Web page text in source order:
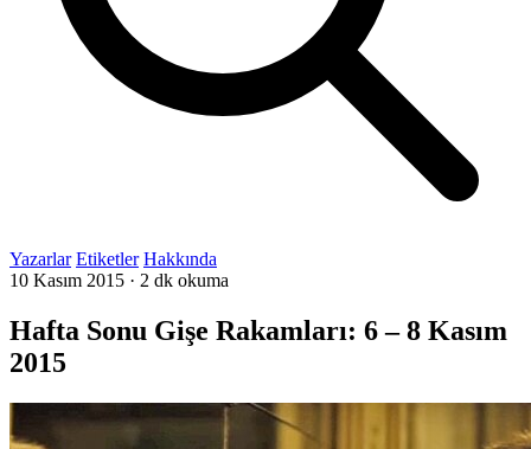
Yazarlar Etiketler Hakkında
10 Kasım 2015 · 2 dk okuma
Hafta Sonu Gişe Rakamları: 6 – 8 Kasım
2015